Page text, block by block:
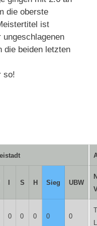
die oberste
ist
die beiden letzten
so!
S H Sieg UBW
0 0 0 0 0